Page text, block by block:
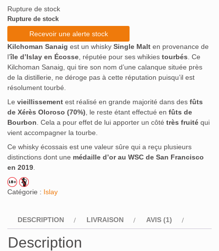
notation
client
Rupture de stock
Rupture de stock
Recevoir une alerte stock
Kilchoman Sanaig est un whisky Single Malt en provenance de
l’île d’Islay en Écosse , réputée pour ses whikies tourbés . Ce
Kilchoman Sanaig, qui tire son nom d’une calanque située près
de la distillerie, ne déroge pas à cette réputation puisqu’il est
résolument tourbé.
Le vieillissement est réalisé en grande majorité dans des fûts
de Xérès Oloroso (70%) , le reste étant effectué en fûts de
Bourbon . Cela a pour effet de lui apporter un côté très fruité qui
vient accompagner la tourbe.
Ce whisky écossais est une valeur sûre qui a reçu plusieurs
distinctions dont une médaille d’or au WSC de San Francisco
en 2019
Catégorie : Islay
DESCRIPTION LIVRAISON AVIS (1)
Description